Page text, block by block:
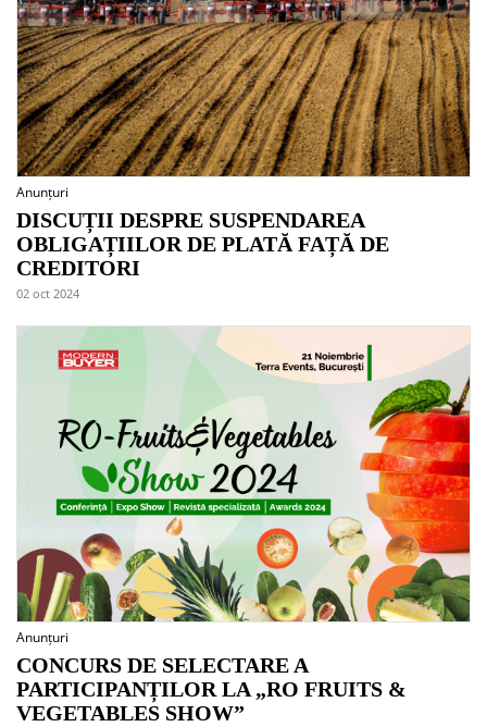
Anunțuri
DISCUȚII DESPRE SUSPENDAREA
OBLIGAȚIILOR DE PLATĂ FAȚĂ DE
CREDITORI
02 oct 2024
Anunțuri
CONCURS DE SELECTARE A
PARTICIPANȚILOR LA „RO FRUITS &
VEGETABLES SHOW”